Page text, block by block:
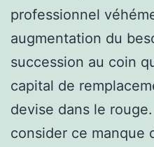
professionnel
augmentation du
succession au coin
capital de
devise dans le
consider ce manque